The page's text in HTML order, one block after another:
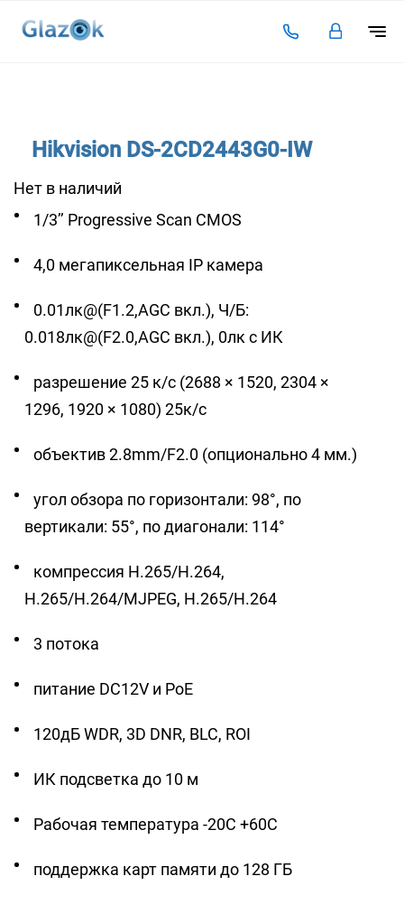
Видеоаналитика
Решения для бизнеса
Оплата
Инструкции
Статьи
+7 (727) 317-61-61
Hikvision DS-2CD2443G0-IW
Нет в наличий
1/3’’ Progressive Scan CMOS
4,0 мегапиксельная IP камера
0.01лк@(F1.2,AGC вкл.), Ч/Б:
0.018лк@(F2.0,AGC вкл.), 0лк с ИК
разрешение 25 к/с (2688 × 1520, 2304 ×
1296, 1920 × 1080) 25к/с
объектив 2.8mm/F2.0 (опционально 4 мм.)
угол обзора по горизонтали: 98°, по
вертикали: 55°, по диагонали: 114°
компрессия H.265/H.264,
H.265/H.264/MJPEG, H.265/H.264
3 потока
питание DC12V и PoE
120дБ WDR, 3D DNR, BLC, ROI
ИК подсветка до 10 м
Рабочая температура -20С +60С
поддержка карт памяти до 128 ГБ